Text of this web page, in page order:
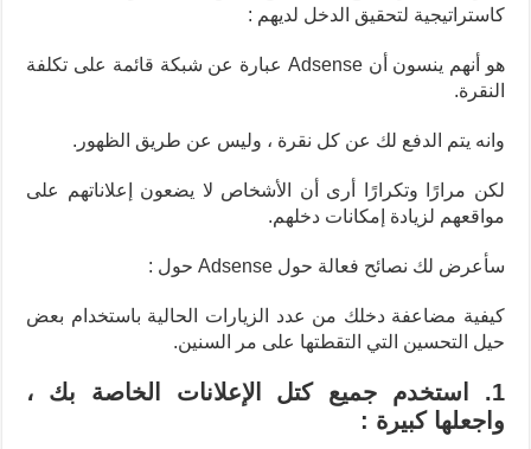
كاستراتيجية لتحقيق الدخل لديهم :
هو أنهم ينسون أن Adsense عبارة عن شبكة قائمة على تكلفة
النقرة.
وانه يتم الدفع لك عن كل نقرة ، وليس عن طريق الظهور.
لكن مرارًا وتكرارًا أرى أن الأشخاص لا يضعون إعلاناتهم على
مواقعهم لزيادة إمكانات دخلهم.
سأعرض لك نصائح فعالة حول Adsense حول :
كيفية مضاعفة دخلك من عدد الزيارات الحالية باستخدام بعض
حيل التحسين التي التقطتها على مر السنين.
1. استخدم جميع كتل الإعلانات الخاصة بك ،
واجعلها كبيرة :